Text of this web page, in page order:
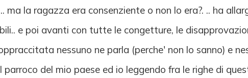
ma la ragazza era consenziente o non lo era?. .. ha
e poi avanti con tutte le congetture, le
nessuno ne parla (perche' non lo sanno) e
del mio paese ed io leggendo fra le righe di